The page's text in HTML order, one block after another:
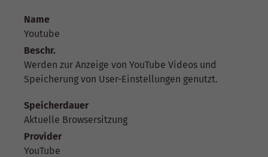
Name
Youtube
Beschr.
Werden zur Anzeige von YouTube Videos und
Speicherung von User-Einstellungen genutzt.
Speicherdauer
Aktuelle Browsersitzung
Provider
YouTube